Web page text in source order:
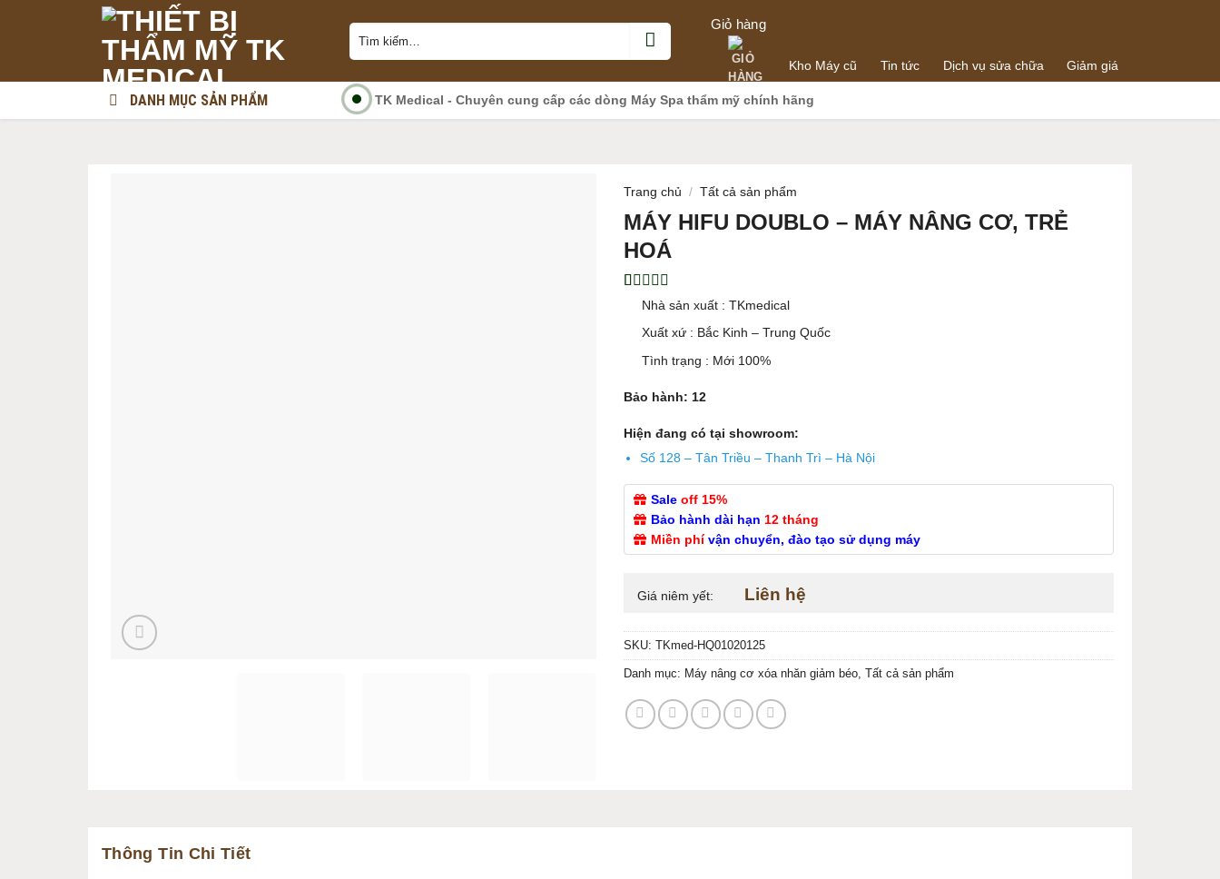
Tìm
kiếm:
Giỏ hàng
Kho Máy cũ Tin tức Dịch vụ sửa chữa Giảm giá
DANH MỤC SẢN PHẨM TK Medical - Chuyên cung cấp các dòng Máy Spa thẩm mỹ chính hãng
Trang chủ / Tất cả sản phẩm
MÁY HIFU DOUBLO – MÁY NÂNG CƠ, TRẺ
HOÁ
5.00trên 5
đánh giá
Nhà sản xuất : TKmedical
Xuất xứ : Bắc Kinh – Trung Quốc
Tình trạng : Mới 100%
Bảo hành: 12
Hiện đang có tại showroom:
Số 128 – Tân Triều – Thanh Trì – Hà Nội
Sale off 15%
Bảo hành dài hạn 12 tháng
Miền phí vận chuyển, đào tạo sử dụng máy
Giá niêm yết: Liên hệ
SKU: TKmed-HQ01020125
Danh mục: Máy nâng cơ xóa nhăn giảm béo, Tất cả sản phẩm
Thông Tin Chi Tiết